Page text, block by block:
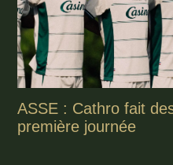
ASSE : Cathro fait
première journée